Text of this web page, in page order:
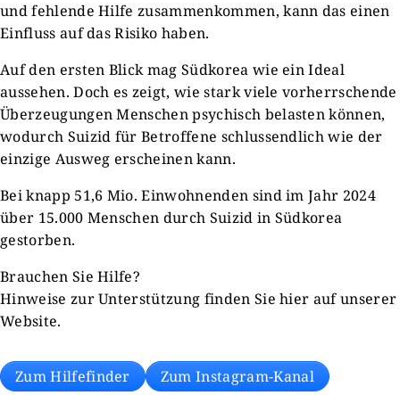
und fehlende Hilfe zusammenkommen, kann das einen
Einfluss auf das Risiko haben.
Auf den ersten Blick mag Südkorea wie ein Ideal
aussehen. Doch es zeigt, wie stark viele vorherrschende
Überzeugungen Menschen psychisch belasten können,
wodurch Suizid für Betroffene schlussendlich wie der
einzige Ausweg erscheinen kann.
Bei knapp 51,6 Mio. Einwohnenden sind im Jahr 2024
über 15.000 Menschen durch Suizid in Südkorea
gestorben.
Brauchen Sie Hilfe?
Hinweise zur Unterstützung finden Sie hier auf unserer
Website.
Zum Hilfefinder Zum Instagram-Kanal